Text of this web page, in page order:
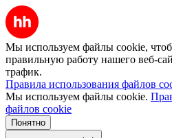
Мы используем файлы cookie,
правильную работу нашего веб-
трафик.
Правила использования файлов
Мы используем файлы cookie.
файлов cookie
Понятно